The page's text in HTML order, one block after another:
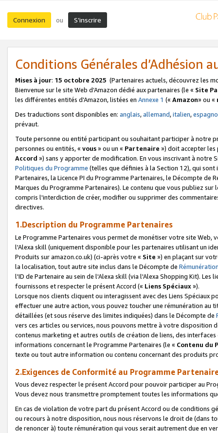
Connexion ou S’inscrire
Conditions Générales d’Adhésion
Mises à jour: 15 octobre 2025 (Partenaires actuels, découvrez les
Bienvenue sur le site Web d’Amazon dédié aux partenaires (le « Site
les différentes entités d’Amazon, listées en Annexe 1 (« Amazon» ou «
Des traductions sont disponibles en: anglais,allemand,italien,
prévaut.
Toute personne ou entité participant ou souhaitant participer à notre
personnes ou entités, « vous» ou un « Partenaire ») doit accepter les
Accord ») sans y apporter de modification. En vous inscrivant à notre
Politiques du Programme (telles que définies à la Section 12), qui
Partenaires, la Licence PI du Programme Partenaires, le Décompte de
Marques du Programme Partenaires). Le contenu que vous publiez
compris l'interdiction de créer, modifier ou supprimer des
directives.
1.Description du Programme Partenaires
Le Programme Partenaires vous permet de monétiser votre site Web,
l'Alexa skill (uniquement disponible pour les partenaires utilisant un
Produits sur amazon.co.uk) (ci-après votre « Site ») en plaçant sur
la localisation, tout autre site inclus dans le Décompte de
l'ID de Partenaire au sein de l'Alexa skill (via l'Alexa Shopping Kit).
fournissons et respecter le présent Accord (« Liens Spéciaux»).
Lorsque nos clients cliquent ou interagissent avec des Liens Spéciaux
effectuer une autre action, vous pouvez toucher une rémunération
détaillées (et sous réserve des limites indiquées) dans le Décompte de
vers ces articles ou services, nous pouvons mettre à votre disposition
contenus marketing et autres outils de création de liens, des
informations concernant le Programme Partenaires (le « Contenu du
texte ou tout autre information ou contenu concernant des produits
2.Exigences de Conformité au Programme
Vous devez respecter le présent Accord pour pouvoir participer au
Vous devez nous transmettre promptement toutes les informations
En cas de violation de votre part du présent Accord ou de conditions
ou recours à notre disposition, nous nous réservons le droit de (dans
de renoncer à) toute rémunération qui vous serait autrement due en